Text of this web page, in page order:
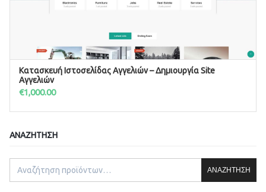
ΠΡΟΣΘΉΚΗ ΣΤΟ ΚΑΛΆΘΙ
Κατασκευή Ιστοσελίδας Αγγελιών – Δημιουργία Site
Αγγελιών
€1,000.00
ΑΝΑΖΉΤΗΣΗ
ΑΝΑΖΉΤΗΣΗ